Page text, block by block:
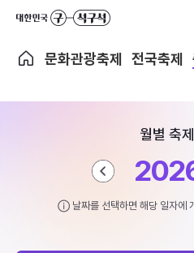
문화관광축제 전국축제
월별 축
날짜를 선택하면 해당 일자에